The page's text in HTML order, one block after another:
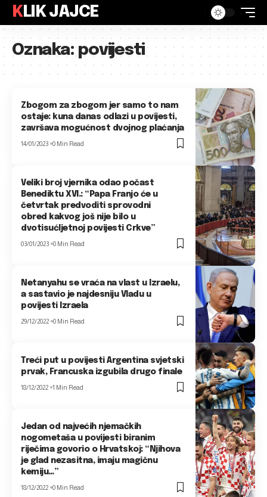
KLIK JAJCE
Oznaka:povijesti
Zbogom za zbogom jer samo to nam
ostaje: kuna danas odlazi u povijesti,
završava mogućnost dvojnog plaćanja
14/01/2023 0 Min Read
Veliki broj vjernika odao počast
Benediktu XVI.: “Papa Franjo će u
četvrtak predvoditi sprovodni
obred kakvog još nije bilo u
dvotisućljetnoj povijesti Crkve”
03/01/2023 0 Min Read
Netanyahu se vraća na vlast u Izraelu,
a sastavio je najdesniju Vladu u
povijesti Izraela
29/12/2022 0 Min Read
Treći put u povijesti Argentina svjetski
prvak, Francuska izgubila drugo finale
18/12/2022 1 Min Read
Jedan od najvećih njemačkih
nogometaša u povijesti biranim
riječima govorio o Hrvatskoj: “Njihova
je glad nezasitna, imaju magičnu
kemiju…”
18/12/2022 0 Min Read